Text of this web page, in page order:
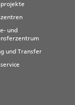
und
und Transfer